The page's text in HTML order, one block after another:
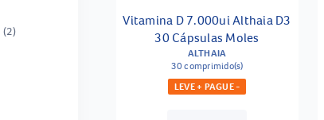
(2)
Vitamina D 7.000ui Althaia D3
30 Cápsulas Moles
ALTHAIA
30 comprimido(s)
LEVE + PAGUE -